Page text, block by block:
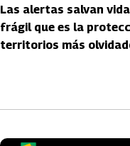
Las alertas salvan
frágil que es la
territorios más